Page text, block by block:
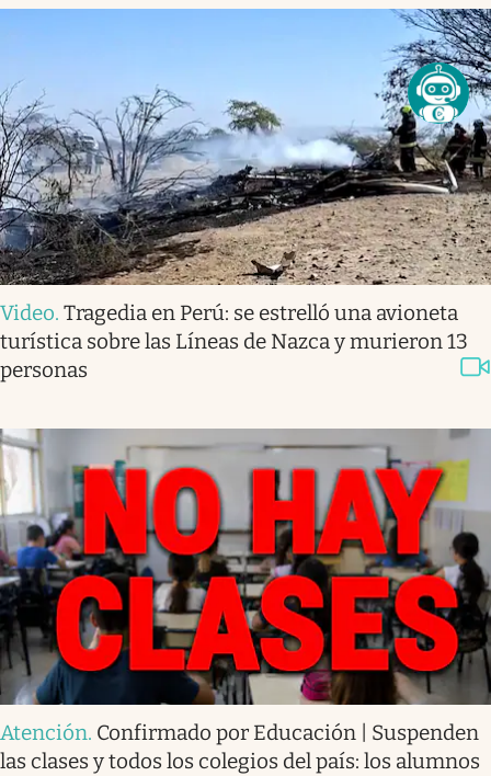
Video. Tragedia en Perú: se estrelló una avioneta
turística sobre las Líneas de Nazca y murieron 13
personas
Atención. Confirmado por Educación | Suspenden
las clases y todos los colegios del país: los alumnos